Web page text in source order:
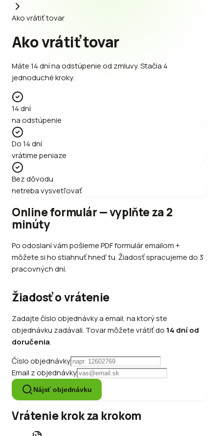
Ako vrátiť tovar
Ako vrátiť tovar
Máte 14 dní na odstúpenie od zmluvy. Stačia 4
jednoduché kroky.
14 dní
na odstúpenie
Do 14 dní
vrátime peniaze
Bez dôvodu
netreba vysvetľovať
Online formulár — vyplňte za 2
minúty
Po odoslaní vám pošleme PDF formulár emailom +
môžete si ho stiahnuť hneď tu. Žiadosť spracujeme do 3
pracovných dní.
Žiadosť o vrátenie
Zadajte číslo objednávky a email, na ktorý ste
objednávku zadávali. Tovar môžete vrátiť do 14 dní od
doručenia.
Číslo objednávky
Email z objednávky
Nájsť objednávku
Vrátenie krok za krokom